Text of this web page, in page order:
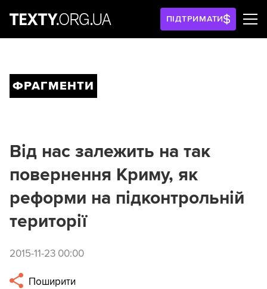
ПІДТРИМАТИ
ФРАГМЕНТИ
Від нас залежить на так
повернення Криму, як
реформи на підконтрольній
території
2015-11-23 00:00
Поширити